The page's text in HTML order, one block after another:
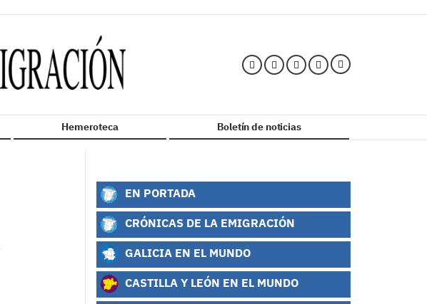
Hemeroteca Boletín de noticias
EN PORTADA
CRÓNICAS DE LA EMIGRACIÓN
GALICIA EN EL MUNDO
CASTILLA Y LEÓN EN EL MUNDO